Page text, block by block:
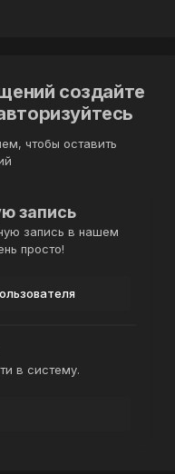
создайте
чтобы оставить
запись
запись в нашем
просто!
в систему.